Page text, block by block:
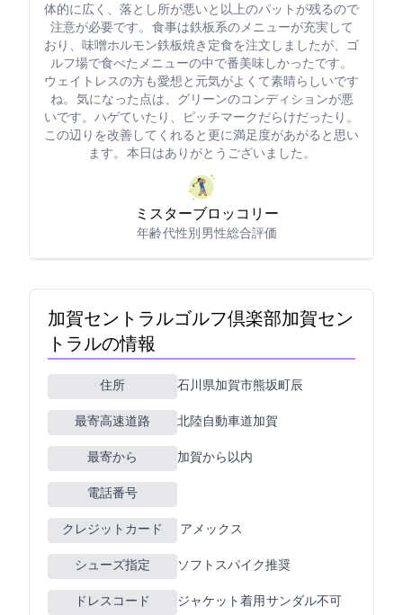
体的に広く、落とし所が悪いと10m以上のパットが残るので
注意が必要です。 食事は鉄板系のメニューが充実して
おり、味噌ホルモン鉄板焼き定食を注文しましたが、ゴ
ルフ場で食べたメニューの中で1番美味しかったです。
ウェイトレスの方も愛想と元気がよくて素晴らしいです
ね。 気になった点は、グリーンのコンディションが悪
いです。ハゲていたり、ピッチマークだらけだったり…。
この辺りを改善してくれると更に満足度があがると思い
ます。 本日はありがとうございました。
ミスターブロッコリー
年齢: 40代性別: 男性総合評価: 4
加賀セントラルゴルフ倶楽部(加賀セン
トラルGC)の情報
住所 石川県加賀市熊坂町辰19-5
最寄高速道路 北陸自動車道加賀
最寄ICから 加賀から5km以内
電話番号
クレジットカード JCB VISA MASTER アメックス
シューズ指定 ソフトスパイク推奨
ドレスコード ジャケット着用 サンダル不可